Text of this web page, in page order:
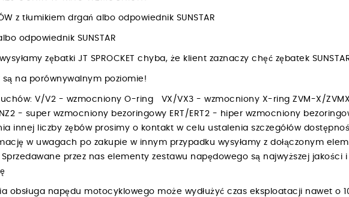
z tłumikiem drgań albo odpowiednik SUNSTAR
odpowiednik SUNSTAR
zębatki JT SPROCKET chyba, że klient zaznaczy chęć zębatek
są na porównywalnym poziomie!
V/V2 - wzmocniony O-ring VX/VX3 - wzmocniony X-ring ZVM-X/
- super wzmocniony bezoringowy ERT/ERT2 - hiper wzmocniony
innej liczby zębów prosimy o kontakt w celu ustalenia szczegółów
w uwagach po zakupie w innym przypadku wysyłamy z dołączonym
przez nas elementy zestawu napędowego są najwyższej jakości i
obsługa napędu motocyklowego może wydłużyć czas eksploatacji nawet o